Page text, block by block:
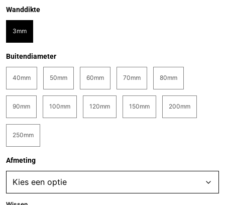
Wanddikte
3mm
Buitendiameter
40mm 50mm 60mm 70mm 80mm
90mm 100mm 120mm 150mm 200mm
250mm
Afmeting